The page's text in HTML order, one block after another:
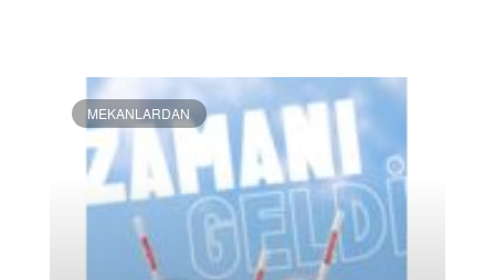
MEKANLARDAN